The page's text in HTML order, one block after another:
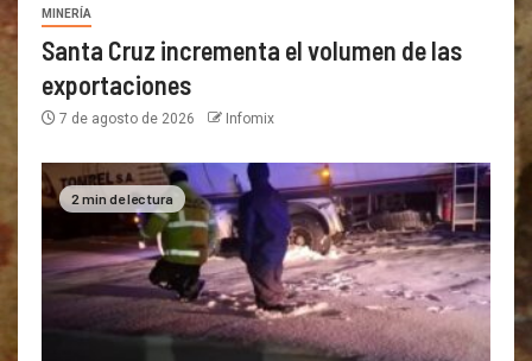
MINERÍA
Santa Cruz incrementa el volumen de las
exportaciones
7 de agosto de 2026 Infomix
2 min de lectura